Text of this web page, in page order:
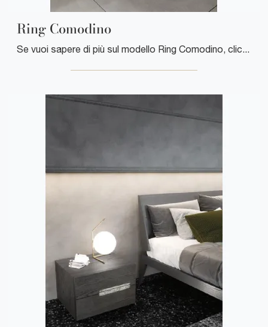
Ring Comodino
Se vuoi sapere di più sul modello Ring Comodino, clicca e scopri i Comodini e comò Mobilgam ideali per la tua zona del riposo.